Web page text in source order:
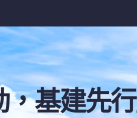
，基建先